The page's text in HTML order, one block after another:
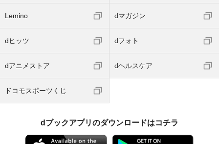
Lemino dマガジン
dヒッツ dフォト
dアニメストア dヘルスケア
ドコモスポーツくじ
dブックアプリのダウンロードはコチラ